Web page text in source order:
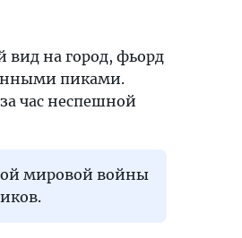
вид на город, фьорд
пиками.
час неспешной
мировой войны